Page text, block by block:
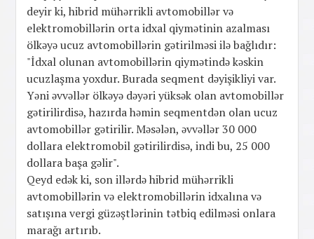
deyir ki, hibrid mühərrikli avtomobillər və
elektromobillərin orta idxal qiymətinin azalması
ölkəyə ucuz avtomobillərin gətirilməsi ilə bağlıdır:
"İdxal olunan avtomobillərin qiymətində kəskin
ucuzlaşma yoxdur. Burada seqment dəyişikliyi var.
Yəni əvvəllər ölkəyə dəyəri yüksək olan avtomobillər
gətirilirdisə, hazırda həmin seqmentdən olan ucuz
avtomobillər gətirilir. Məsələn, əvvəllər 30 000
dollara elektromobil gətirilirdisə, indi bu, 25 000
dollara başa gəlir".
Qeyd edək ki, son illərdə hibrid mühərrikli
avtomobillərin və elektromobillərin idxalına və
satışına vergi güzəştlərinin tətbiq edilməsi onlara
marağı artırıb.